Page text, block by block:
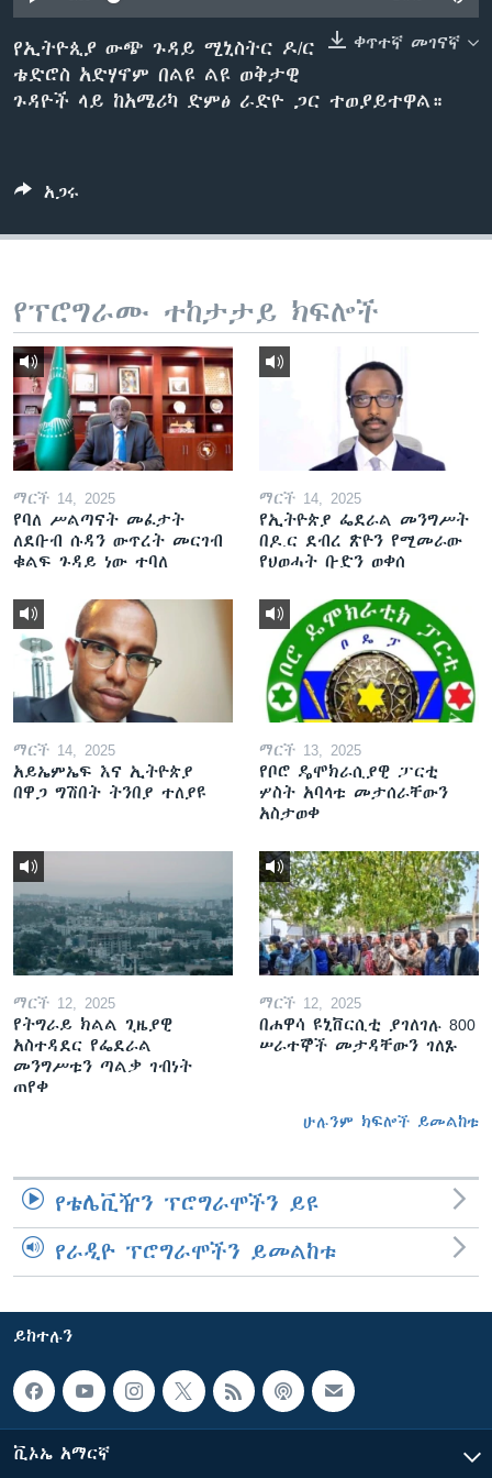
ቋንቋዎች
ቀጥተኛ መገናኛ
የኢትዮጲያ ውጭ ጉዳይ ሚኒስትር ዶ/ር
ቴድሮስ አድሃኖም በልዩ ልዩ ወቅታዊ
ጉዳዮች ላይ ከአሜሪካ ድምፅ ራድዮ ጋር ተወያይተዋል።
አጋሩ
የፕሮግራሙ ተከታታይ ክፍሎች
ማርች 14, 2025
የባለ ሥልጣናት መፈታት
ለደቡብ ሱዳን ውጥረት መርገብ
ቁልፍ ጉዳይ ነው ተባለ
ማርች 14, 2025
የኢትዮጵያ ፌደራል መንግሥት
በዶ.ር ደብረ ጽዮን የሚመራው
የህወሓት ቡድን ወቀሰ
ማርች 14, 2025
አይኤምኤፍ እና ኢትዮጵያ
በዋጋ ግሽበት ትንበያ ተለያዩ
ማርች 13, 2025
የቦሮ ዴሞክራሲያዊ ፓርቲ
ሦስት አባላቱ መታሰራቸውን
አስታወቀ
ማርች 12, 2025
የትግራይ ክልል ጊዜያዊ
አስተዳደር የፌደራል
መንግሥቱን ጣልቃ ገብነት
ጠየቀ
ማርች 12, 2025
በሐዋሳ ዩኒቨርሲቲ ያገለገሉ 800
ሠራተኞች መታዳቸውን ገለጹ
ሁሉንም ክፍሎች ይመልከቱ
የቴሌቪዥን ፕሮግራሞችን ይዩ
የራዲዮ ፕሮግራሞችን ይመልከቱ
ይከተሉን
ቪኦኤ አማርኛ